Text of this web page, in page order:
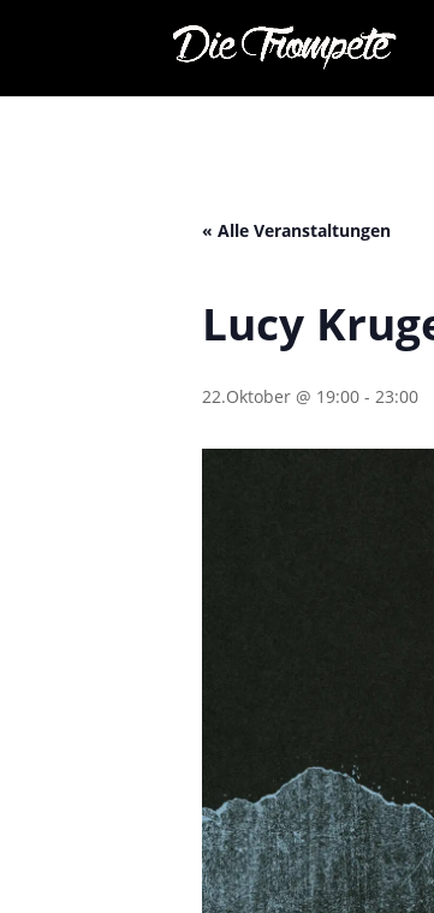
« Alle Veranstaltungen
Lucy
22.Oktober @ 19:00 - 23:00